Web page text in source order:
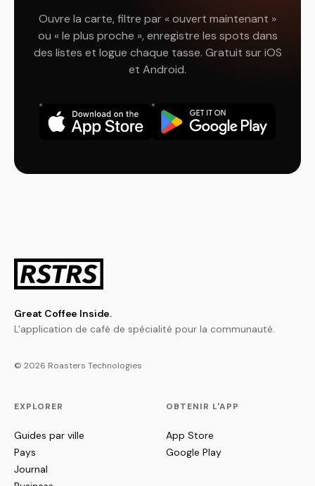
Ouvre la carte, filtre par « ouvert maintenant »
ou « le plus proche », enregistre les spots dans
des listes et logue chaque tasse. Gratuit sur iOS
et Android.
Great Coffee Inside.
L'application de café de spécialité pour la communauté.
© 2026 Roasters Technologies
EXPLORER
Guides par ville
Pays
Journal
OBTENIR L'APP
App Store
Google Play